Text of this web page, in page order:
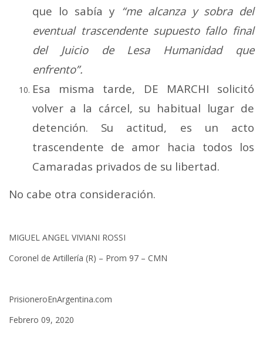
que lo sabía y “me alcanza y sobra del
eventual trascendente supuesto fallo final
del Juicio de Lesa Humanidad que
enfrento”.
Esa misma tarde, DE MARCHI solicitó
volver a la cárcel, su habitual lugar de
detención. Su actitud, es un acto
trascendente de amor hacia todos los
Camaradas privados de su libertad.
No cabe otra consideración.
MIGUEL ANGEL VIVIANI ROSSI
Coronel de Artillería (R) – Prom 97 – CMN
PrisioneroEnArgentina.com
Febrero 09, 2020